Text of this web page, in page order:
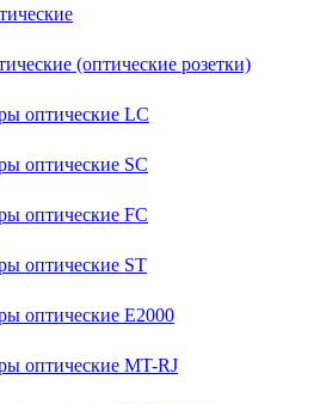
(оптические розетки)
оптические LC
оптические SC
оптические FC
оптические ST
оптические E2000
оптические MT-RJ